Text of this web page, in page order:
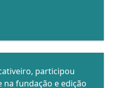
participou
na fundação e edição